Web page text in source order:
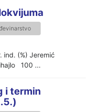
ind. (%) Jeremić
100 ...
i termin